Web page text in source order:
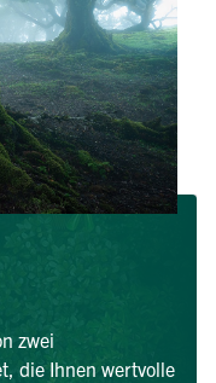
zwei
die Ihnen wertvolle